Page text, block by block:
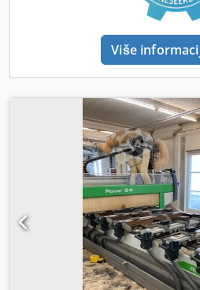
komada 6 šipki za pomoć pri
Konfiguracija 5A, za Rover B.
produktivnost i fleksibilnost
grupama (4 i 5 osovina) i
alata. Uključuje osi i kolica za
grupa. Djdpfx Ajw D E A
frekvencije. Druga Y-os.
stražnjih Y-kolica s neovisnim
brzina oba Y-kolica je 118 m/min.
vreteno, HSK F63 prihvat, zračno
značajke: • 11 kW (14,7 KS) pri
radu • 13,2 kW (17,7 KS) pri
• Keramički ležajevi • Desni i lijevi
vretena od 1.000 do 24.000 o/min
NC-a • Otpuštanje pneumatskim
linearnoj vodilici s kugličnim
pokrov za usis strugotine s 6
12 vertikalnih vretena u Y
vretena u X Broj 4 horizontalnih
1 neovisna kružna pila za izradu
zaštitni tepih sprijeda i
po obodu Sustav za uklanjanje
upravljačke jedinice Vakuum
PODACI POTREBNO
Više